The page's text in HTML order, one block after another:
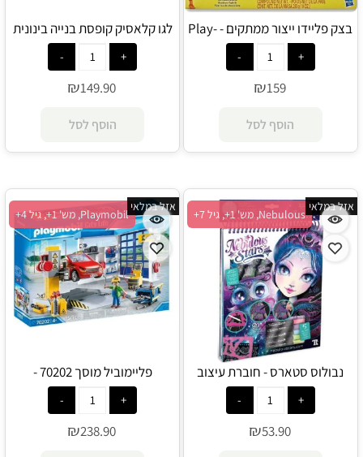
בצק פליידו ייצור ממתקים - Play-
₪159
הוסף לסל
לגו קלאסיק קופסת בנייה בינונית
10696 - Lego
₪149.90
הוסף לסל
Nebulous, מש' 1+, גיל 7+
אזל במלאי
נבולוס סטארס - חוברת עיצוב
שחורה - Nebulous Stars
₪53.90
Playmobil, מש' 1+, גיל 4+
אזל במלאי
פליימוביל מוסך 70202 -
Playmobil
₪238.90